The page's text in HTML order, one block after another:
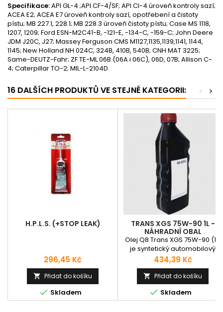
Specifikace:API GL-4 ;API CF-4/SF; API CI-4 úroveň kontroly sazí;
ACEA E2; ACEA E7 úroveň kontroly sazí, opotřebení a čistoty
pístu; MB 227.1, 228.1; MB 228.3 úroveň čistoty pístu; Case MS 1118,
1207, 1209; Ford ESN-M2C41-B, -121-E, -134-C, -159-C; John Deere
JDM J20C, J27; Massey Ferguson CMS M1127,1135,1139,1141, 1144,
1145; New Holland NH 024C, 324B, 410B, 540B; CNH MAT 3225;
Same-DEUTZ-Fahr; ZF TE-ML 06B (06A i 06C), 06D, 07B; Allison C-
4; Caterpillar TO-2; MIL-L-2104D.
16 DALŠÍCH PRODUKTŮ VE STEJNÉ KATEGORII: >
<
H.P.L.S. (+STOP LEAK)
Cena
296,45 Kč
 Přidat do košíku
 Skladem
TRANS XGS 75W-90 1L -
NÁHRADNÍ OBAL
Olej Q8 Trans XGS 75W-90 (1l)
je syntetický automobilový
převodový olej vhodný pro
komponenty hnací soustavy,
jako jsou zadní náhony,
pohony náprav a vybrané
manuální převodovky, u
kterých je vyžadována tekutost
Cena
434,39 Kč
 Přidat do košíku
 Skladem